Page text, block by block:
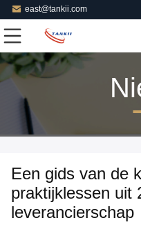
east@tankii.com
Een gids van de
praktijklessen uit
leverancierschap